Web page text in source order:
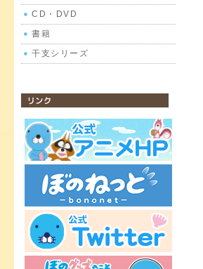
CD・DVD
書籍
干支シリーズ
公式サイトリンク